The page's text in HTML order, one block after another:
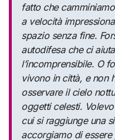
fatto che
a velocità
spazio senza fine.
autodifesa che ci
l’incomprensibile. O
vivono in città, e non
osservare il cielo
oggetti celesti.
cui si raggiunge una
accorgiamo di